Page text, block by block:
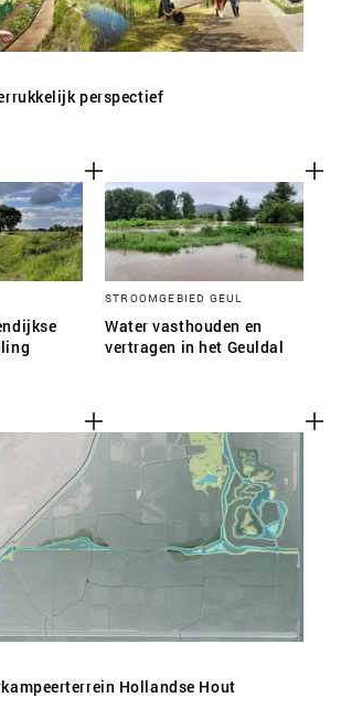
perspectief
STROOMGEBIED GEUL
Water vasthouden en
vertragen in het Geuldal
Hollandse Hout